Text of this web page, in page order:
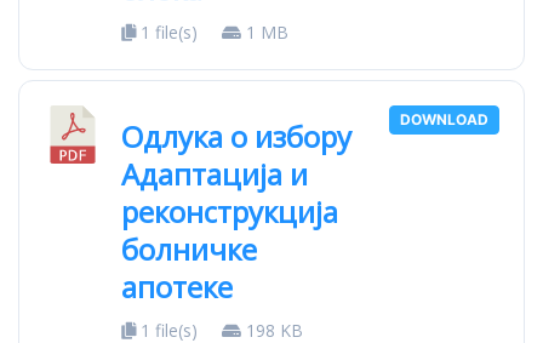
1 file(s) 1 MB
Одлука о избору
Адаптација и
реконструкција
болничке
апотеке
1 file(s) 198 KB
DOWNLOAD